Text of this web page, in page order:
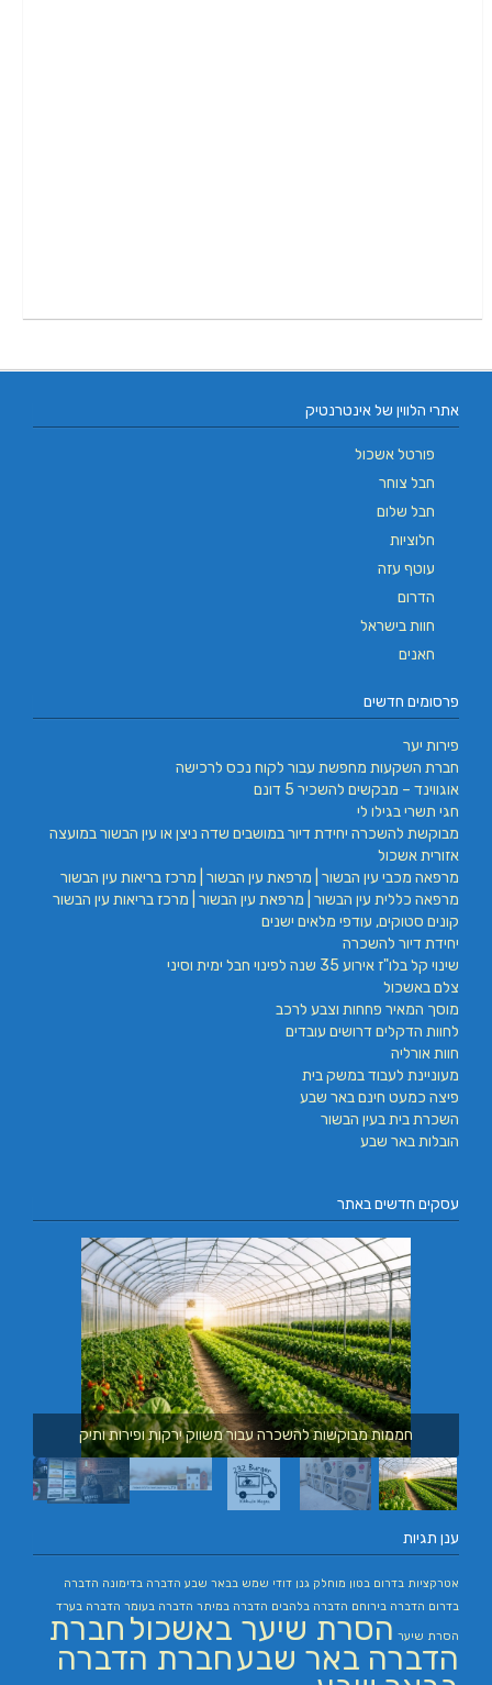
אתרי הלווין של אינטרנטיק
פורטל אשכול
חבל צוחר
חבל שלום
חלוציות
עוטף עזה
הדרום
חוות בישראל
חאנים
פרסומים חדשים
פירות יער
חברת השקעות מחפשת עבור לקוח נכס לרכישה
אוגווינד – מבקשים להשכיר 5 דונם
חגי תשרי בגילו לי
מבוקשת להשכרה יחידת דיור במושבים שדה ניצן או עין הבשור במועצה
אזורית אשכול
מרפאה מכבי עין הבשור | מרפאת עין הבשור | מרכז בריאות עין הבשור
מרפאה כללית עין הבשור | מרפאת עין הבשור | מרכז בריאות עין הבשור
קונים סטוקים, עודפי מלאים ישנים
יחידת דיור להשכרה
שינוי קל בלו"ז אירוע 35 שנה לפינוי חבל ימית וסיני
צלם באשכול
מוסך המאיר פחחות וצבע לרכב
לחוות הדקלים דרושים עובדים
חוות אורליה
מעוניינת לעבוד במשק בית
פיצה כמעט חינם באר שבע
השכרת בית בעין הבשור
הובלות באר שבע
עסקים חדשים באתר
חממות מבוקשות להשכרה עבור משווק ירקות ופירות ותיק
ענן תגיות
אטרקציות בדרום בטון מוחלק גנן דודי שמש בבאר שבע הדברה בדימונה הדברה
בדרום הדברה בירוחם הדברה בלהבים הדברה במיתר הדברה בעומר הדברה בערד
הסרת שיער הסרת שיער באשכול חברת
הדברה באר שבעחברת הדברה